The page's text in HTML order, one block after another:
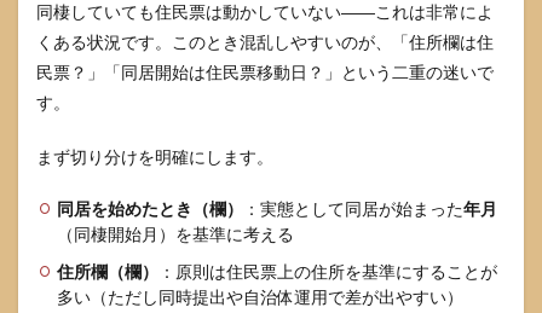
同居開
始日が
はっき
します
10.2
月が違
うと不
受理に
なりま
同棲していても住民票は動かしていない――これは非常によ
くある状況です。このとき混乱しやすいのが、「住所欄は住
民票？」「同居開始は住民票移動日？」という二重の迷いで
す。
まず切り分けを明確にします。
同居を始めたとき（欄） ：実態として同居が始まった年月
（同棲開始月）を基準に考える
住所欄（欄）
：原則は住民票上の住所を基準にすることが
多い（ただし同時提出や自治体運用で差が出やすい）